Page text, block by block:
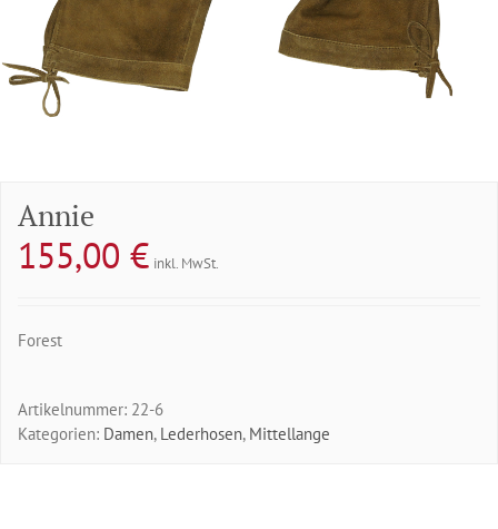
Annie
155,00 € inkl. MwSt.
Forest
Artikelnummer: 22-6
Kategorien: Damen, Lederhosen, Mittellange